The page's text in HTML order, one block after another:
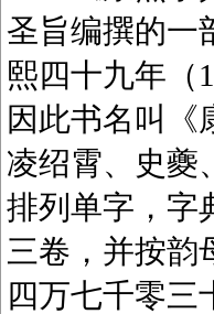
圣旨编撰的一
熙四十九年（
因此书名叫《
凌绍霄、史夔
排列单字，字
三卷，并按韵
四万七千零三